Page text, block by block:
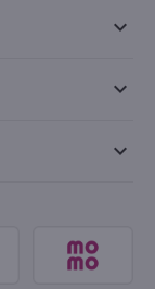
keyboard_arrow_down
keyboard_arrow_down
keyboard_arrow_down